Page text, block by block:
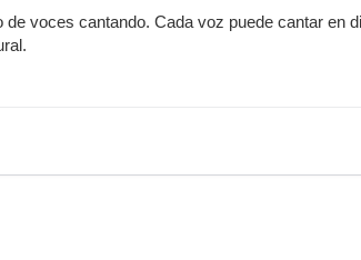
voces cantando. Cada voz puede cantar en